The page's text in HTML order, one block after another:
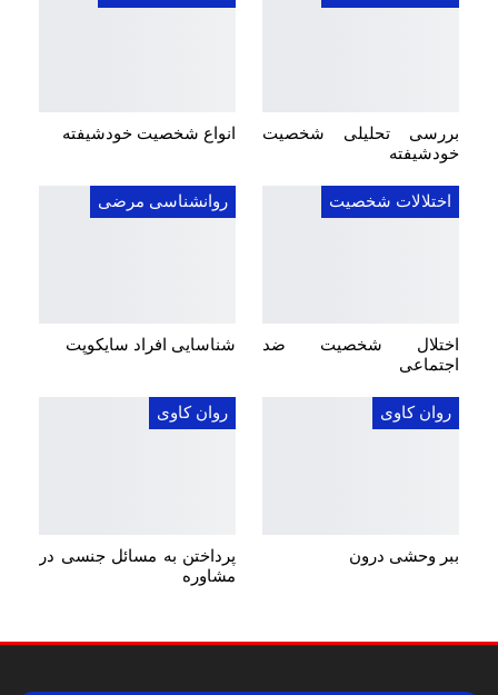
بررسی تحلیلی شخصیت
خودشیفته
انواع شخصیت خودشیفته
اختلالات شخصیت
اختلال شخصیت ضد
اجتماعی
روانشناسی مرضی
شناسایی افراد سایکوپت
روان کاوی
ببر وحشی درون
روان کاوی
پرداختن به مسائل جنسی در
مشاوره